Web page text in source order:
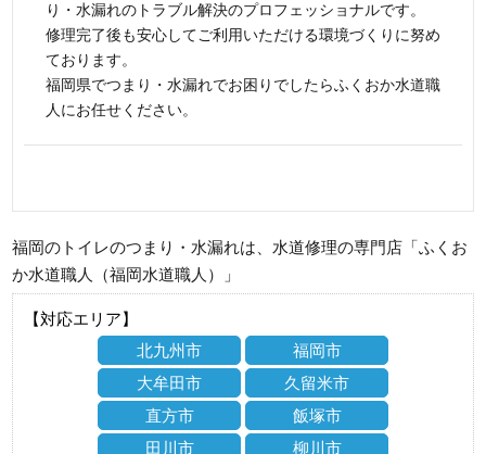
り・水漏れのトラブル解決のプロフェッショナルです。
修理完了後も安心してご利用いただける環境づくりに努め
ております。
福岡県でつまり・水漏れでお困りでしたらふくおか水道職
人にお任せください。
福岡のトイレのつまり・水漏れは、水道修理の専門店「ふくお
か水道職人（福岡水道職人）」
【対応エリア】
北九州市
福岡市
大牟田市
久留米市
直方市
飯塚市
田川市
柳川市